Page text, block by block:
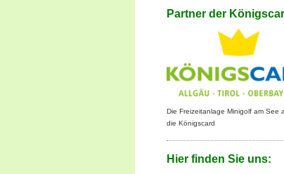
Partner der
Die Freizeitanlage Minigolf am See
die Königscard
Hier finden Sie uns: